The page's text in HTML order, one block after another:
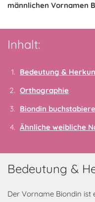
männlichen Vornamen
Inhalt:
Bedeutung &
Orthographie
Biondin
Ähnliche weibliche
Bedeutung &
Der Vorname Biondin